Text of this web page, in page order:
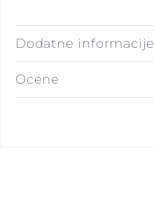
Dodatne informacije
Ocene